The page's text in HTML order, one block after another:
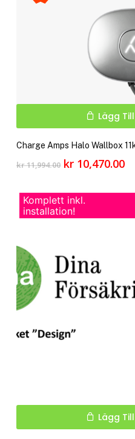
Lägg
Charge Amps Halo Wallbox
kr11,994.00 Det
priset
var:
kr 11,994.00.
kr10,470.00
kr
Komplett inkl.
installation!
Lägg